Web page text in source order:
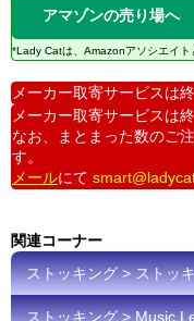
アマゾンの売り場へ
*Lady Catは、Amazonアソシエイト
メーカー取寄サービスは
メーカー取寄サービスは
なお、まとまった数のご
す。
メールにて
関連コーナー
ストッキング > ストッ
ストッキング > Music